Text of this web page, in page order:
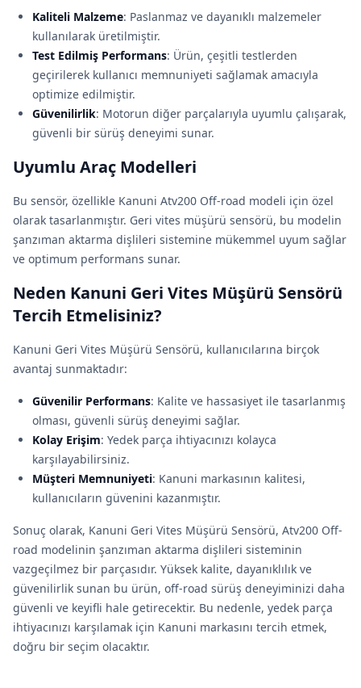
Kaliteli Malzeme: Paslanmaz ve dayanıklı malzemeler
kullanılarak üretilmiştir.
Test Edilmiş Performans: Ürün, çeşitli testlerden
geçirilerek kullanıcı memnuniyeti sağlamak amacıyla
optimize edilmiştir.
Güvenilirlik: Motorun diğer parçalarıyla uyumlu çalışarak,
güvenli bir sürüş deneyimi sunar.
Uyumlu Araç Modelleri
Bu sensör, özellikle Kanuni Atv200 Off-road modeli için özel
olarak tasarlanmıştır. Geri vites müşürü sensörü, bu modelin
şanzıman aktarma dişlileri sistemine mükemmel uyum sağlar
ve optimum performans sunar.
Neden Kanuni Geri Vites Müşürü Sensörü
Tercih Etmelisiniz?
Kanuni Geri Vites Müşürü Sensörü, kullanıcılarına birçok
avantaj sunmaktadır:
Güvenilir Performans: Kalite ve hassasiyet ile tasarlanmış
olması, güvenli sürüş deneyimi sağlar.
Kolay Erişim: Yedek parça ihtiyacınızı kolayca
karşılayabilirsiniz.
Müşteri Memnuniyeti: Kanuni markasının kalitesi,
kullanıcıların güvenini kazanmıştır.
Sonuç olarak, Kanuni Geri Vites Müşürü Sensörü, Atv200 Off-
road modelinin şanzıman aktarma dişlileri sisteminin
vazgeçilmez bir parçasıdır. Yüksek kalite, dayanıklılık ve
güvenilirlik sunan bu ürün, off-road sürüş deneyiminizi daha
güvenli ve keyifli hale getirecektir. Bu nedenle, yedek parça
ihtiyacınızı karşılamak için Kanuni markasını tercih etmek,
doğru bir seçim olacaktır.